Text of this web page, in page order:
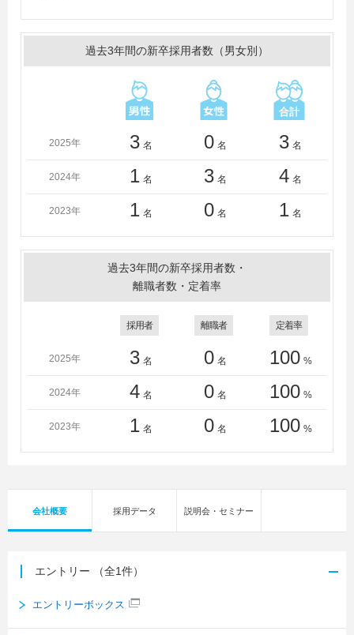
過去3年間の新卒採用者数（男女別）
2025年 3 名 0 名 3 名
2024年 1 名 3 名 4 名
2023年 1 名 0 名 1 名
過去3年間の新卒採用者数・
離職者数・定着率
採用者 離職者 定着率
2025年 3 名 0 名 100 %
2024年 4 名 0 名 100 %
2023年 1 名 0 名 100 %
会社概要 採用データ 説明会・セミナー
エントリー （全1件）
エントリーボックス